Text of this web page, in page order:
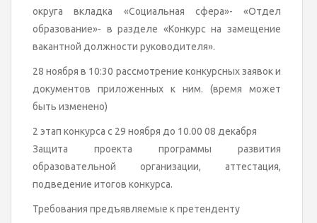
округа вкладка «Социальная сфера»- «Отдел
образование»- в разделе «Конкурс на замещение
вакантной должности руководителя».
28 ноября в 10:30 рассмотрение конкурсных заявок и
документов приложенных к ним. (время может
быть изменено)
2 этап конкурса с 29 ноября до 10.00 08 декабря
Защита проекта программы развития
образовательной организации, аттестация,
подведение итогов конкурса.
Требования предъявляемые к претенденту